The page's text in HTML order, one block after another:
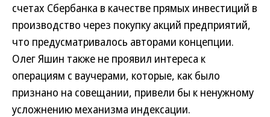
счетах Сбербанка в качестве прямых инвестиций в
производство через покупку акций предприятий,
что предусматривалось авторами концепции.
Олег Яшин также не проявил интереса к
операциям с ваучерами, которые, как было
признано на совещании, привели бы к ненужному
усложнению механизма индексации.